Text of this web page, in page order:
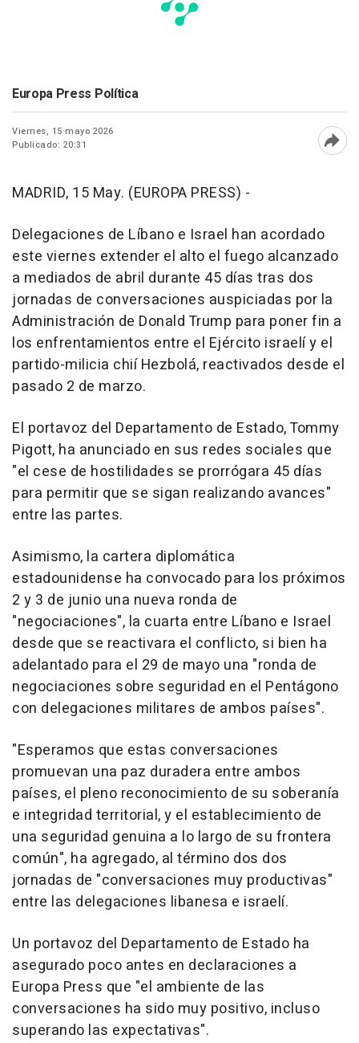
Europa Press Política
Viernes, 15 mayo 2026
Publicado: 20:31
MADRID, 15 May. (EUROPA PRESS) -
Delegaciones de Líbano e Israel han acordado
este viernes extender el alto el fuego alcanzado
a mediados de abril durante 45 días tras dos
jornadas de conversaciones auspiciadas por la
Administración de Donald Trump para poner fin a
los enfrentamientos entre el Ejército israelí y el
partido-milicia chií Hezbolá, reactivados desde el
pasado 2 de marzo.
El portavoz del Departamento de Estado, Tommy
Pigott, ha anunciado en sus redes sociales que
"el cese de hostilidades se prorrógara 45 días
para permitir que se sigan realizando avances"
entre las partes.
Asimismo, la cartera diplomática
estadounidense ha convocado para los próximos
2 y 3 de junio una nueva ronda de
"negociaciones", la cuarta entre Líbano e Israel
desde que se reactivara el conflicto, si bien ha
adelantado para el 29 de mayo una "ronda de
negociaciones sobre seguridad en el Pentágono
con delegaciones militares de ambos países".
"Esperamos que estas conversaciones
promuevan una paz duradera entre ambos
países, el pleno reconocimiento de su soberanía
e integridad territorial, y el establecimiento de
una seguridad genuina a lo largo de su frontera
común", ha agregado, al término dos dos
jornadas de "conversaciones muy productivas"
entre las delegaciones libanesa e israelí.
Un portavoz del Departamento de Estado ha
asegurado poco antes en declaraciones a
Europa Press que "el ambiente de las
conversaciones ha sido muy positivo, incluso
superando las expectativas".